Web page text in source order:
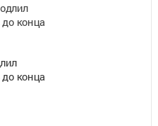
конца